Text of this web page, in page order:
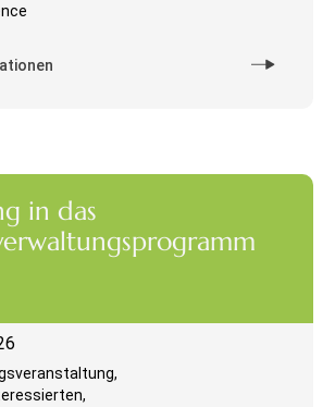
in das